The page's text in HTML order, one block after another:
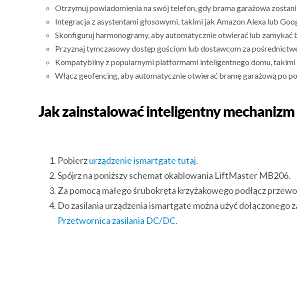
Otrzymuj powiadomienia na swój telefon, gdy brama garażowa
Integracja z asystentami głosowymi, takimi jak Amazon Alexa lub
Skonfiguruj harmonogramy, aby automatycznie otwierać lub zamykać
Przyznaj tymczasowy dostęp gościom lub dostawcom za
Kompatybilny z popularnymi platformami inteligentnego domu,
Włącz geofencing, aby automatycznie otwierać bramę garażową po
Jak zainstalować inteligentny
Pobierzurządzenie ismartgate tutaj.
Spójrz na poniższy schemat okablowania LiftMaster MB206.
Za pomocą małego śrubokręta krzyżakowego podłącz
Do zasilania urządzenia ismartgate można użyć dołączonego
Przetwornica zasilania DC/DC.